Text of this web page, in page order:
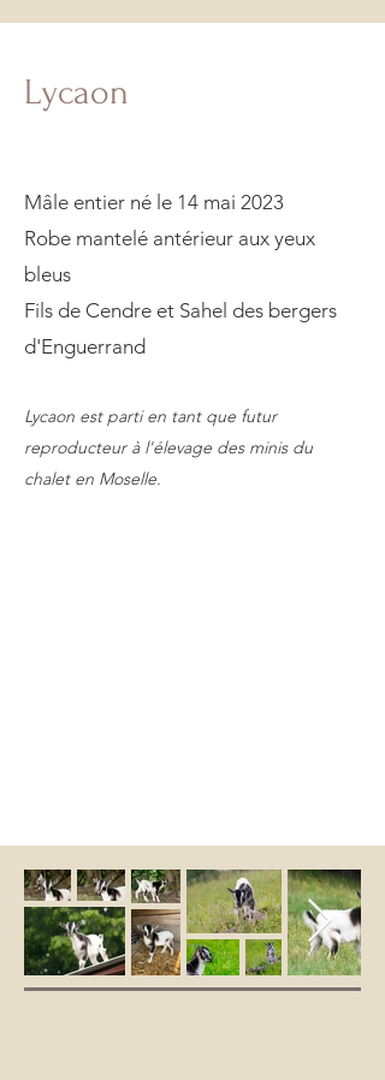
Lycaon
Mâle entier né le 14 mai 2023
Robe mantelé antérieur aux yeux
bleus
Fils de Cendre et Sahel des bergers
d'Enguerrand
Lycaon est parti en tant que futur
reproducteur à l'élevage des minis du
chalet en Moselle.